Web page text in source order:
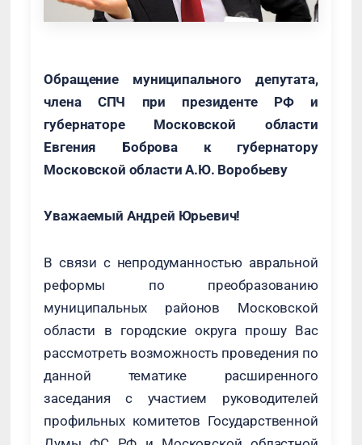
Обращение муниципального депутата,
члена СПЧ при президенте РФ и
губернаторе Московской области
Евгения Боброва к губернатору
Московской области А.Ю. Воробьеву
Уважаемый Андрей Юрьевич!
В связи с непродуманностью авральной
реформы по преобразованию
муниципальных районов Московской
области в городские округа прошу Вас
рассмотреть возможность проведения по
данной тематике расширенного
заседания с участием руководителей
профильных комитетов Государственной